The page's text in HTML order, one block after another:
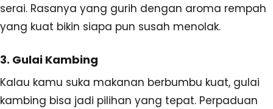
serai. Rasanya yang gurih dengan aroma rempah
yang kuat bikin siapa pun susah menolak.
3. Gulai Kambing
Kalau kamu suka makanan berbumbu kuat, gulai
kambing bisa jadi pilihan yang tepat. Perpaduan